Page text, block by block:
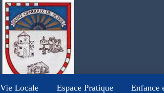
Vie Locale Espace Pratique Enfance